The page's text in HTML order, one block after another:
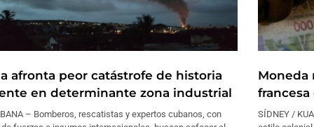
afronta peor catástrofe de historia
en determinante zona industrial
– Bomberos, rescatistas y expertos cubanos, con
Moneda
SÍDNEY /